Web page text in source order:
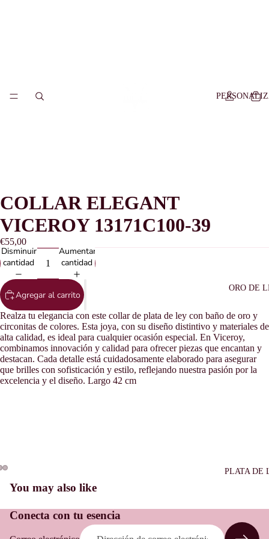
ORO DE
PLATA DE
COLLAR ELEGANT
VICEROY 13171C100-39
€55,00
Disminuir
cantidad
Aumentar
cantidad
Agregar al carrito
Realza tu elegancia con este collar de plata de ley con baño de oro y
circonitas de colores. Esta joya, con su diseño distintivo y materiales de
alta calidad, es ideal para cualquier ocasión especial. En Viceroy,
combinamos innovación y calidad para ofrecer piezas que encantan y
destacan. Cada detalle está cuidadosamente elaborado para asegurar
que brilles con sofisticación y estilo, reflejando nuestra pasión por la
excelencia y el diseño. Largo 42 cm
You may also like
Conecta con tu esencia
Política de reembolso
Términos del servicio
Política de envío